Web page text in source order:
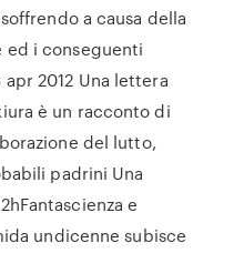
a causa della
i conseguenti
2012 Una lettera
è un racconto di
del lutto,
padrini Una
e
undicenne subisce